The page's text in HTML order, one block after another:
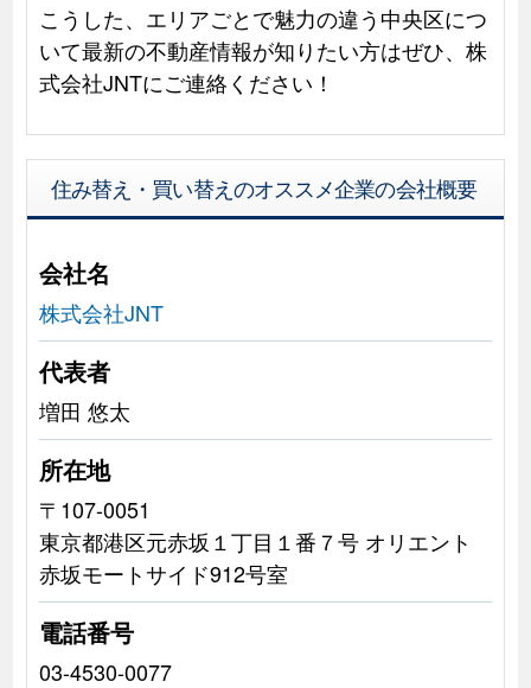
こうした、エリアごとで魅力の違う中央区につ
いて最新の不動産情報が知りたい方はぜひ、株
式会社JNTにご連絡ください！
住み替え・買い替えのオススメ企業の会社概要
会社名
株式会社JNT
代表者
増田 悠太
所在地
〒107-0051
東京都港区元赤坂１丁目１番７号 オリエント
赤坂モートサイド912号室
電話番号
03-4530-0077